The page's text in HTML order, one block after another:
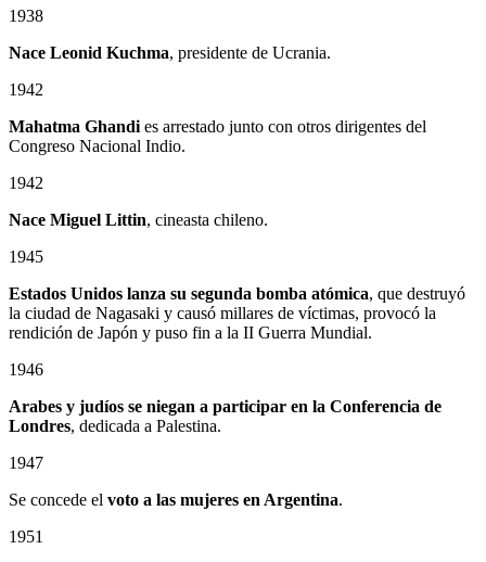
1938
Nace Leonid Kuchma, presidente de Ucrania.
1942
Mahatma Ghandi es arrestado junto con otros dirigentes del
Congreso Nacional Indio.
1942
Nace Miguel Littin, cineasta chileno.
1945
Estados Unidos lanza su segunda bomba atómica, que destruyó
la ciudad de Nagasaki y causó millares de víctimas, provocó la
rendición de Japón y puso fin a la II Guerra Mundial.
1946
Arabes y judíos se niegan a participar en la Conferencia de
Londres, dedicada a Palestina.
1947
Se concede el voto a las mujeres en Argentina.
1951